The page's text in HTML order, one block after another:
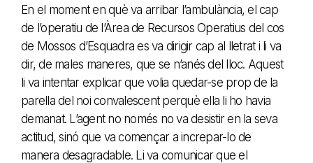
En el moment en què va arribar l’ambulància, el cap
de l’operatiu de l’Àrea de Recursos Operatius del cos
de Mossos d’Esquadra es va dirigir cap al lletrat i li va
dir, de males maneres, que se n’anés del lloc. Aquest
li va intentar explicar que volia quedar-se prop de la
parella del noi convalescent perquè ella li ho havia
demanat. L’agent no només no va desistir en la seva
actitud, sinó que va començar a increpar-lo de
manera desagradable. Li va comunicar que el